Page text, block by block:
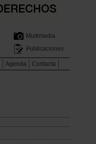
Multimedia
Publicaciones
Agenda Contacta